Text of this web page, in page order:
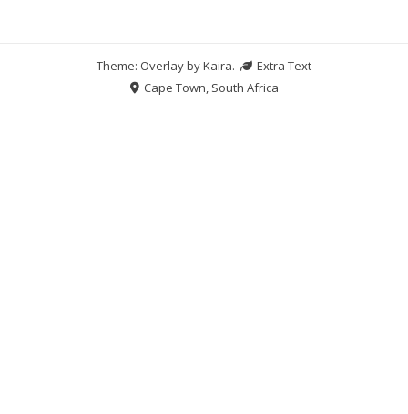
Theme: Overlay byKaira.
Extra Text
Cape Town, South Africa